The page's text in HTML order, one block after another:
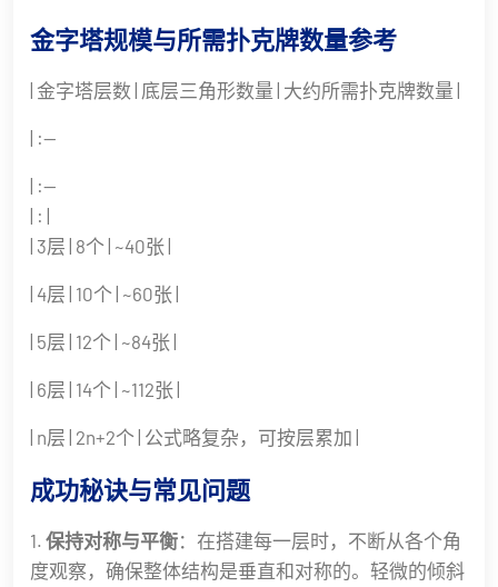
金字塔规模与所需扑克牌数量参考
| 金字塔层数 | 底层三角形数量 | 大约所需扑克牌数量 |
| :--
| :--
| : |
| 3层 | 8个 | ~40张 |
| 4层 | 10个 | ~60张 |
| 5层 | 12个 | ~84张 |
| 6层 | 14个 | ~112张 |
| n层 | 2n+2个 | 公式略复杂，可按层累加 |
成功秘诀与常见问题
1. 保持对称与平衡：在搭建每一层时，不断从各个角
度观察，确保整体结构是垂直和对称的。轻微的倾斜